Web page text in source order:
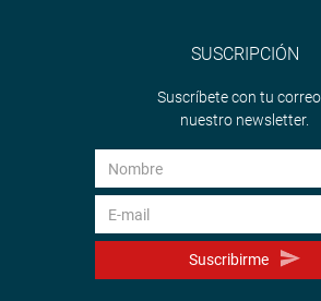
SUSCRIPCIÓN
Suscríbete con tu
nuestro newsletter.
Suscribirme